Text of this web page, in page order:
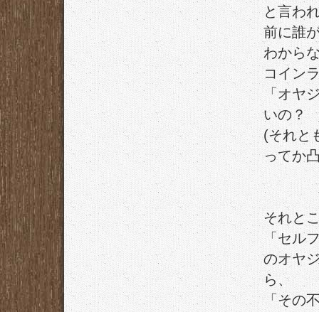
と言わ
前に誰
わから
コイン
「オヤ
いの？
(それと
ってか
それと
「セル
のオヤ
ら、
「その